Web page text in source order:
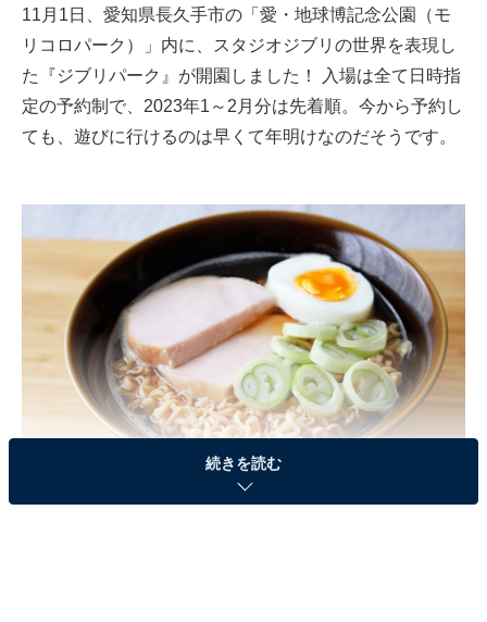
11月1日、愛知県長久手市の「愛・地球博記念公園（モ
リコロパーク）」内に、スタジオジブリの世界を表現し
た『ジブリパーク』が開園しました！ 入場は全て日時指
定の予約制で、2023年1～2月分は先着順。今から予約し
ても、遊びに行けるのは早くて年明けなのだそうです。
続きを読む